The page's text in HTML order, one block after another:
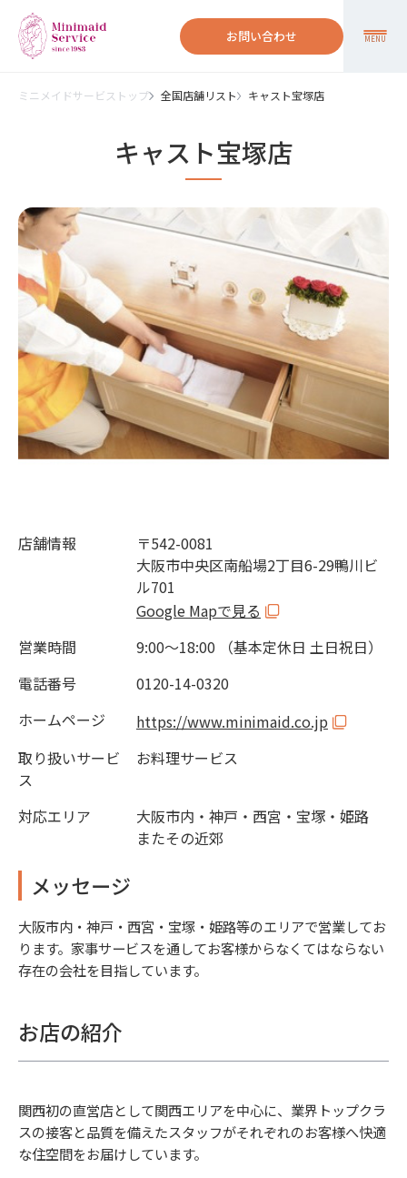
お問い合わせ MENU
ミニメイドサービストップ 全国店舗リスト キャスト宝塚店
キャスト宝塚店
店舗情報
〒542-0081
大阪市中央区南船場2丁目6-29鴨川ビ
ル701
Google Mapで見る
営業時間
9:00～18:00 （基本定休日 土日祝日）
電話番号
0120-14-0320
ホームページ
https://www.minimaid.co.jp
取り扱いサービ
ス
お料理サービス
対応エリア
大阪市内・神戸・西宮・宝塚・姫路
またその近郊
メッセージ
大阪市内・神戸・西宮・宝塚・姫路等のエリアで営業してお
ります。家事サービスを通してお客様からなくてはならない
存在の会社を目指しています。
お店の紹介
関西初の直営店として関西エリアを中心に、業界トップクラ
スの接客と品質を備えたスタッフがそれぞれのお客様へ快適
な住空間をお届けしています。